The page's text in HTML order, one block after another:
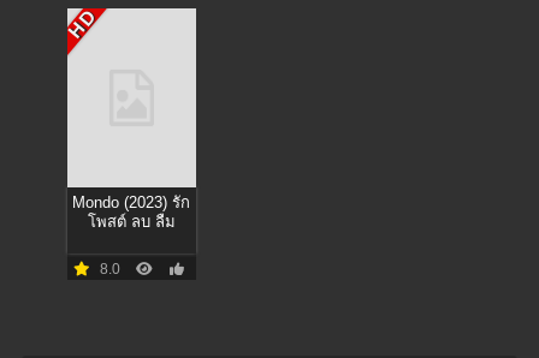
HD
Mondo (2023) รัก
โพสต์ ลบ ลืม
8.0